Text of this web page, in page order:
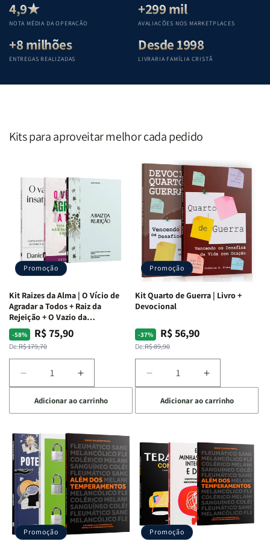
Teológica
Penkal
Penkal
Teológica
Penkal
4,9★
NOTA MÉDIA DA OPERAÇÃO
+299 mil
AVALIAÇÕES NOS MARKETPLACES
+8 milhões
ENTREGAS REALIZADAS
Desde 1998
LIVRARIA FAMÍLIA CRISTÃ
Kits para aproveitar melhor cada pedido
Promoção
Kit Raizes da Alma | O Vício de
Agradar a Todos + Raiz da
Rejeição + O Vazio da
Insatisfação.
-58%
Preço
normal
De:R$ 179,70
Preço
promocional
R$ 75,90
Diminuir
a
quantidade
de
Raizes
da
Alma
|
O
Vício
Agradar
Aumentar
a
quantidade
de
Raizes
da
Alma
|
O
Vício
de
Agradar
Adicionar ao carrinho
Promoção
Kit Quarto de Guerra | Livro +
Devocional
-37%
Preço
normal
De:R$ 89,90
Preço
promocional
R$ 56,90
Diminuir
a
quantidade
de
Quarto
de
Guerra
Livro
+
Devocional
Aumentar
a
quantidade
de
Quarto
de
Guerra
|
Livro
+
Devocional
Adicionar ao carrinho
Promoção Promoção